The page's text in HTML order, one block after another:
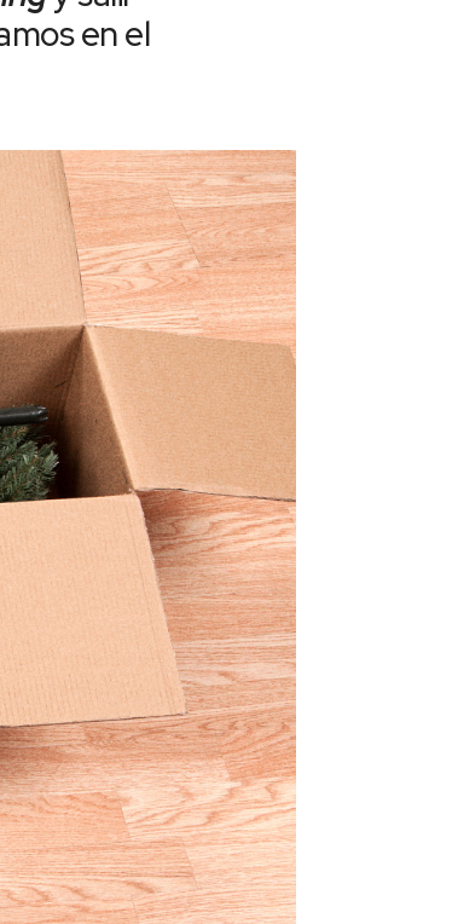
en el